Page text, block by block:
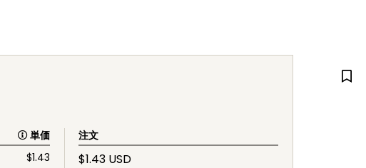
単価
$1.43
注文
$1.43 USD